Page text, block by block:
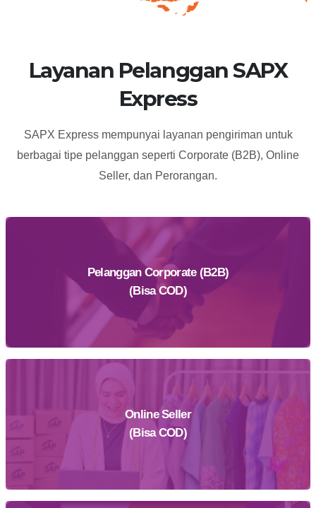
Layanan Pelanggan SAPX
Express
SAPX Express mempunyai layanan pengiriman untuk
berbagai tipe pelanggan seperti Corporate (B2B), Online
Seller, dan Perorangan.
Pelanggan Corporate (B2B)
(Bisa COD)
Daftar Sekarang
Online Seller
(Bisa COD)